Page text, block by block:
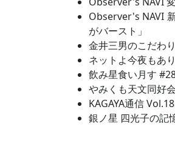
Observer's NAVI
がバースト」
金井三男のこだわ
ネットよ今夜もあ
飲み星食い月す
やみくも天文同好会
KAGAYA通信
銀ノ星 四光子の記